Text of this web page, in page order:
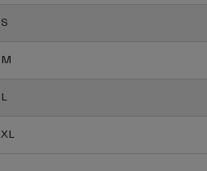
S
M
L
XL